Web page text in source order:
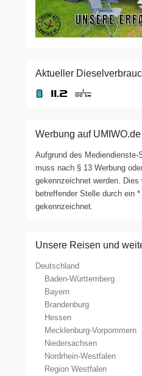
Aktueller
Werbung auf UMIWO.de
Aufgrund des
muss nach § 13 Werbung
gekennzeichnet werden.
betreffender Stelle durch ein
gekennzeichnet.
Unsere Reisen und
Deutschland
Baden-Württemberg
Bayern
Brandenburg
Hessen
Mecklenburg-Vorpommern
Niedersachsen
Nordrhein-Westfalen
Region Westfalen